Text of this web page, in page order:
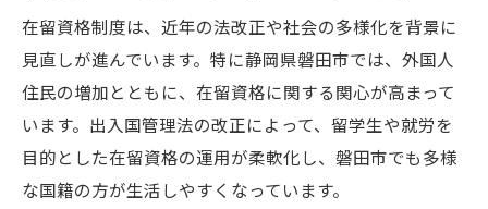
解説
静岡県で留学を始める際の在留資格手続き
在留資格の更新や変更に必要な書類のポイ
ント
磐田市で留学を希望する方の在留資格相談
事例
在留資格制度は、近年の法改正や社会の多様化を背景に
見直しが進んでいます。特に静岡県磐田市では、外国人
住民の増加とともに、在留資格に関する関心が高まって
います。出入国管理法の改正によって、留学生や就労を
目的とした在留資格の運用が柔軟化し、磐田市でも多様
な国籍の方が生活しやすくなっています。